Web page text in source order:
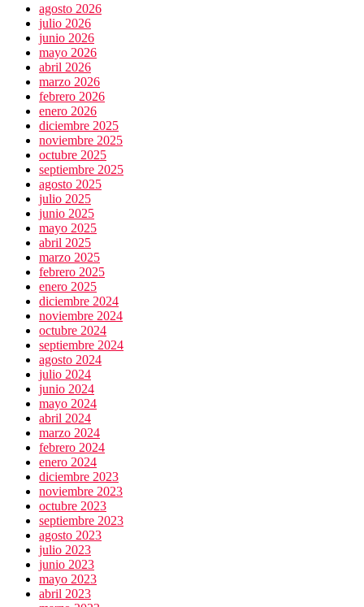
agosto 2026
julio 2026
junio 2026
mayo 2026
abril 2026
marzo 2026
febrero 2026
enero 2026
diciembre 2025
noviembre 2025
octubre 2025
septiembre 2025
agosto 2025
julio 2025
junio 2025
mayo 2025
abril 2025
marzo 2025
febrero 2025
enero 2025
diciembre 2024
noviembre 2024
octubre 2024
septiembre 2024
agosto 2024
julio 2024
junio 2024
mayo 2024
abril 2024
marzo 2024
febrero 2024
enero 2024
diciembre 2023
noviembre 2023
octubre 2023
septiembre 2023
agosto 2023
julio 2023
junio 2023
mayo 2023
abril 2023